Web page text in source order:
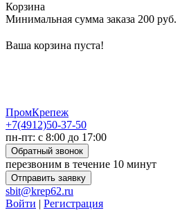
Корзина
Минимальная сумма заказа 200 руб.
Ваша корзина пуста!
ПромКрепеж
+7(4912)50-37-50
пн-пт: с 8:00 до 17:00
Обратный звонок
перезвоним в течение 10 минут
Отправить заявку
sbit@krep62.ru
Войти | Регистрация